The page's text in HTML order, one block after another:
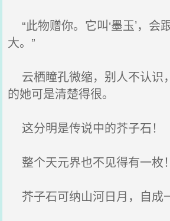
“此物赠你。它叫‘墨玉’，会
大。”
云栖瞳孔微缩，别人不认识
的她可是清楚得很。
这分明是传说中的芥子石！
整个天元界也不见得有一枚！
芥子石可纳山河日月，自成